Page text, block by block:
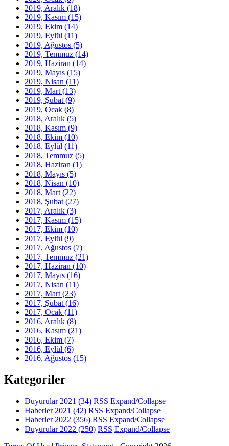
2019, Aralık (18)
2019, Kasım (15)
2019, Ekim (14)
2019, Eylül (11)
2019, Ağustos (5)
2019, Temmuz (14)
2019, Haziran (14)
2019, Mayıs (15)
2019, Nisan (11)
2019, Mart (13)
2019, Şubat (9)
2019, Ocak (8)
2018, Aralık (5)
2018, Kasım (9)
2018, Ekim (10)
2018, Eylül (11)
2018, Temmuz (5)
2018, Haziran (1)
2018, Mayıs (5)
2018, Nisan (10)
2018, Mart (22)
2018, Şubat (27)
2017, Aralık (3)
2017, Kasım (15)
2017, Ekim (10)
2017, Eylül (9)
2017, Ağustos (7)
2017, Temmuz (21)
2017, Haziran (10)
2017, Mayıs (16)
2017, Nisan (11)
2017, Mart (23)
2017, Şubat (16)
2017, Ocak (11)
2016, Aralık (8)
2016, Kasım (21)
2016, Ekim (7)
2016, Eylül (6)
2016, Ağustos (15)
Kategoriler
Duyurular 2021 (34) RSS Expand/Collapse
Haberler 2021 (42) RSS Expand/Collapse
Haberler 2022 (356) RSS Expand/Collapse
Duyurular 2022 (250) RSS Expand/Collapse